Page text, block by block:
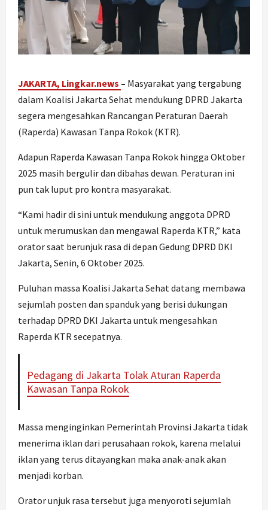
JAKARTA, Lingkar.news – Masyarakat yang tergabung
dalam Koalisi Jakarta Sehat mendukung DPRD Jakarta
segera mengesahkan Rancangan Peraturan Daerah
(Raperda) Kawasan Tanpa Rokok (KTR).
Adapun Raperda Kawasan Tanpa Rokok hingga Oktober
2025 masih bergulir dan dibahas dewan. Peraturan ini
pun tak luput pro kontra masyarakat.
“Kami hadir di sini untuk mendukung anggota DPRD
untuk merumuskan dan mengawal Raperda KTR,” kata
orator saat berunjuk rasa di depan Gedung DPRD DKI
Jakarta, Senin, 6 Oktober 2025.
Puluhan massa Koalisi Jakarta Sehat datang membawa
sejumlah posten dan spanduk yang berisi dukungan
terhadap DPRD DKI Jakarta untuk mengesahkan
Raperda KTR secepatnya.
Pedagang di Jakarta Tolak Aturan Raperda
Kawasan Tanpa Rokok
Massa menginginkan Pemerintah Provinsi Jakarta tidak
menerima iklan dari perusahaan rokok, karena melalui
iklan yang terus ditayangkan maka anak-anak akan
menjadi korban.
Orator unjuk rasa tersebut juga menyoroti sejumlah